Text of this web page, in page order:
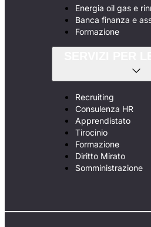
Energia oil gas e
Banca finanza e
Formazione
Recruiting
Consulenza HR
Apprendistato
Tirocinio
Formazione
Diritto Mirato
Somministrazione